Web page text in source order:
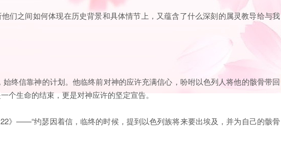
们之间如何体现在历史背景和具体情节上，又蕴含了什么深刻的属灵教导给与我
终信靠神的计划。他临终前对神的应许充满信心，吩咐以色列人将他的骸骨带回
个生命的结束，更是对神应许的坚定宣告。
》——“约瑟因着信，临终的时候，提到以色列族将来要出埃及，并为自己的骸骨